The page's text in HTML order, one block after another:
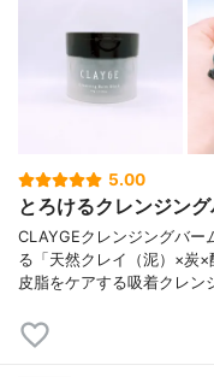
5.00
とろけるクレンジン
CLAYGEクレンジングバー
る「天然クレイ（泥）×炭×
皮脂をケアする吸着クレン